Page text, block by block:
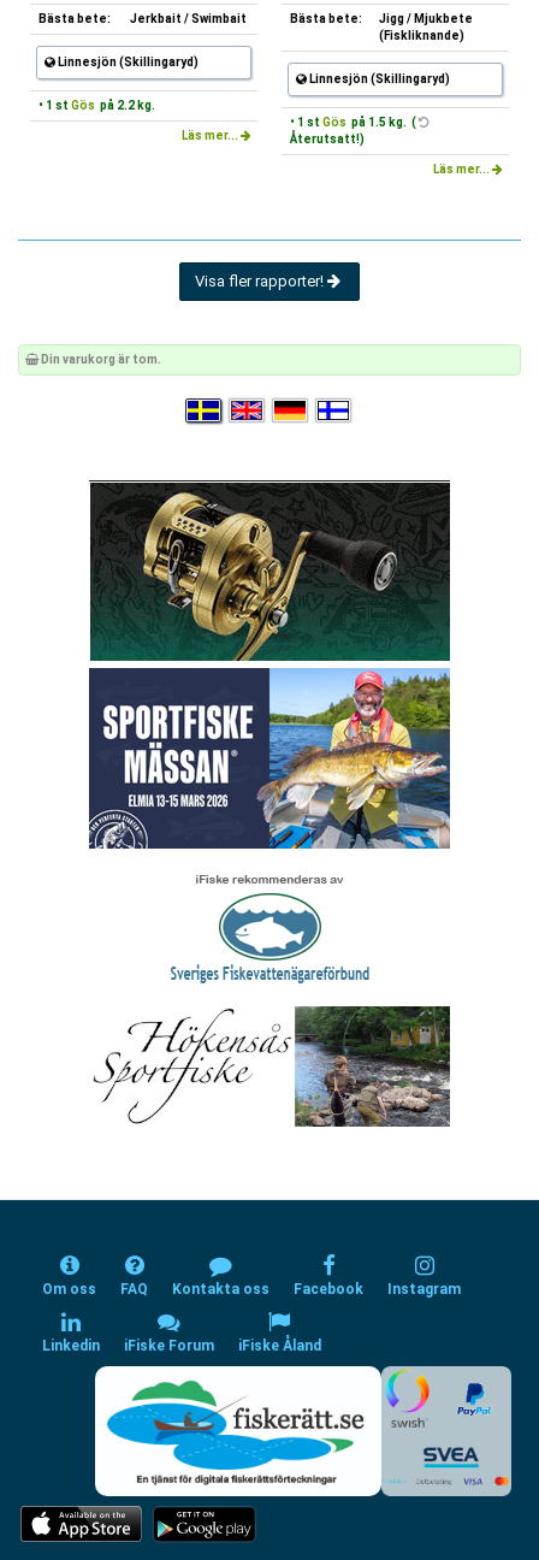
Bästa bete: Jerkbait / Swimbait
Linnesjön (Skillingaryd)
• 1 st Gös på 2.2 kg.
Läs mer...
Bästa bete:
Jigg / Mjukbete
(Fiskliknande)
Linnesjön (Skillingaryd)
• 1 st Gös på 1.5 kg. (
Återutsatt!)
Läs mer...
Visa fler rapporter!
Din varukorg är tom.
Om oss FAQ Kontakta oss Facebook Instagram
Linkedin iFiske Forum iFiske Åland